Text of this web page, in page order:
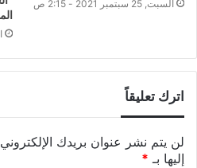
السبت, 25 سبتمبر 2021 - 2:15 ص
اترك تعليقاً
لن يتم نشر عنوان بريدك
إليها بـ *